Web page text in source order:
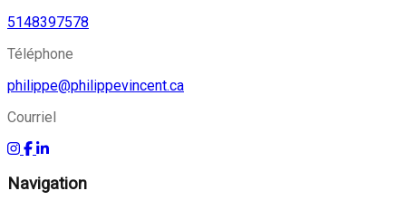
5148397578
Téléphone
philippe@philippevincent.ca
Courriel
Navigation